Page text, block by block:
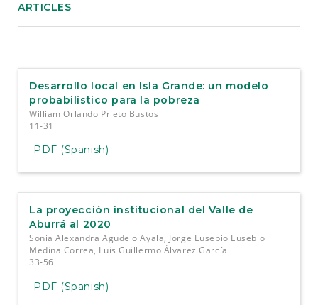
ARTICLES
Desarrollo local en Isla Grande: un modelo
probabilístico para la pobreza
William Orlando Prieto Bustos
11-31
PDF (Spanish)
La proyección institucional del Valle de
Aburrá al 2020
Sonia Alexandra Agudelo Ayala, Jorge Eusebio Eusebio
Medina Correa, Luis Guillermo Álvarez García
33-56
PDF (Spanish)